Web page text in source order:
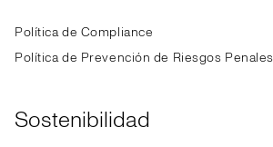
Política de Compliance
Política de Prevención de Riesgos Penales
Sostenibilidad